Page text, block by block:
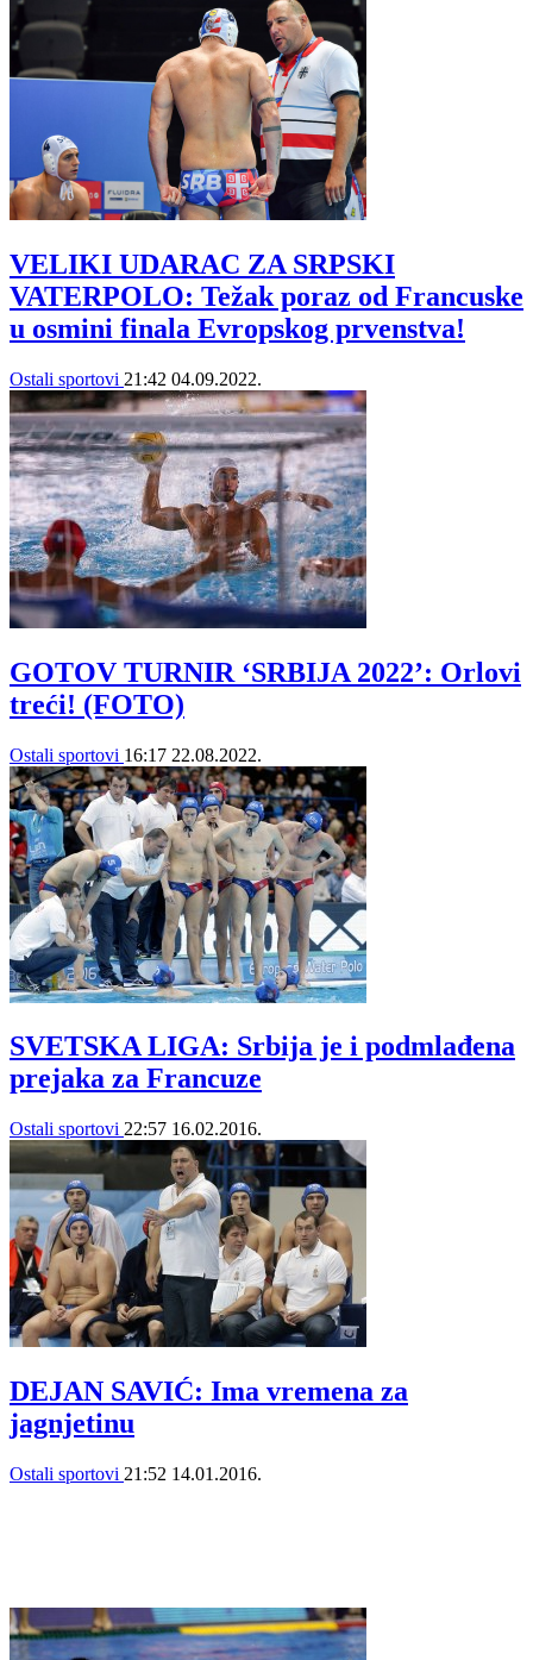
VELIKI UDARAC ZA SRPSKI
VATERPOLO: Težak poraz od Francuske
u osmini finala Evropskog prvenstva!
Ostali sportovi 21:42 04.09.2022.
GOTOV TURNIR ‘SRBIJA 2022’: Orlovi
treći! (FOTO)
Ostali sportovi 16:17 22.08.2022.
SVETSKA LIGA: Srbija je i podmlađena
prejaka za Francuze
Ostali sportovi 22:57 16.02.2016.
DEJAN SAVIĆ: Ima vremena za
jagnjetinu
Ostali sportovi 21:52 14.01.2016.